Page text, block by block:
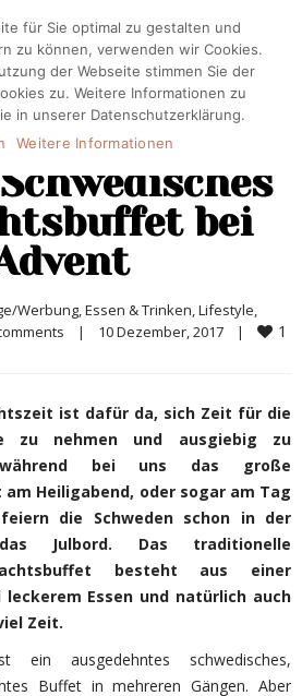
bei
Werbung, Essen & Trinken, Lifestyle
| 10 Dezember, 2017 | 1
ist dafür da, sich Zeit für die
zu nehmen und ausgiebig zu
während bei uns das große
Heiligabend, oder sogar am Tag
die Schweden schon in der
das Julbord. Das traditionelle
besteht aus einer
leckerem Essen und natürlich auch
Zeit.
ausgedehntes schwedisches,
Buffet in mehreren Gängen. Aber
für Sie optimal zu gestalten und
zu können, verwenden wir Cookies.
der Webseite stimmen Sie der
zu. Weitere Informationen zu
in unserer Datenschutzerklärung.
Weitere Informationen